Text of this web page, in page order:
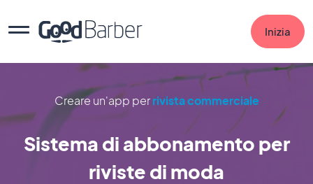
Inizia
Creare un'app perrivista commerciale
Sistema di abbonamento per
riviste di moda